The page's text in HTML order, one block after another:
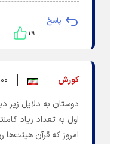
پاسخ
۱۹
کورش ۲۱:۰۰ -
دوستان به دلایل زیر
اول به تعداد زیاد
امروز که قرآن